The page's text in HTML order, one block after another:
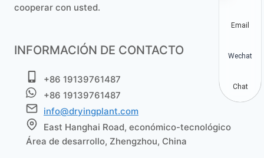
cooperar con usted.
INFORMACIÓN DE CONTACTO
+86 19139761487
+86 19139761487
info@dryingplant.com
East Hanghai Road, económico-tecnológico
Área de desarrollo, Zhengzhou, China
Email
Wechat
Chat